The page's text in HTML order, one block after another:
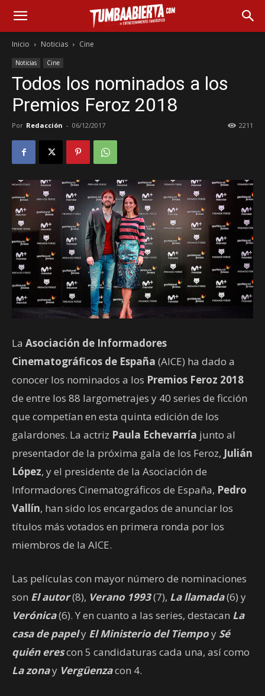
Inicio Noticias Cine
Noticias Cine
Todos los nominados a los
Premios Feroz 2018
Por Redacción - 06/12/2017 2211
La Asociación de Informadores
Cinematográficos de España (AICE) ha dado a
conocer los nominados a los Premios Feroz 2018
de entre los 88 largometrajes y 40 series de ficción
que competían en esta quinta edición de los
galardones. La actriz Paula Echevarría junto al
presentador de la próxima gala de los Feroz, Julián
López, y el presidente de la Asociación de
Informadores Cinematográficos de España, Pedro
Vallín, han sido los encargados de anunciar los
títulos más votados en primera ronda por los
miembros de la AICE.
Las películas con mayor número de nominaciones
son El autor(8), Verano 1993(7), La llamada(6) y
Verónica(6). Y en cuanto a las series, destacan La
casa de papely El Ministerio del Tiempoy Sé
quién erescon 5 candidaturas cada una, así como
La zonay Vergüenzacon 4.